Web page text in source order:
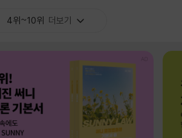
4위~10위 더보기